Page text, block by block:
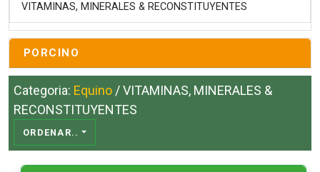
VITAMINAS, MINERALES & RECONSTITUYENTES
PORCINO
Categoria: Equino / VITAMINAS, MINERALES &
RECONSTITUYENTES
ORDENAR..